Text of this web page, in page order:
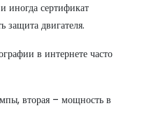
сертификат
защита двигателя.
в интернете часто
вторая – мощность в